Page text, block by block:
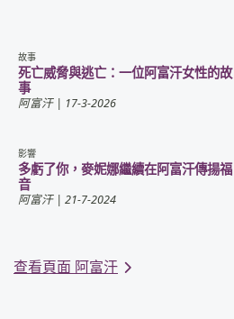
故事
死亡威脅與逃亡：一位阿富汗女性的故
事
阿富汗| 17-3-2026
影響
多虧了你，麥妮娜繼續在阿富汗傳揚福
音
阿富汗| 21-7-2024
查看頁面 阿富汗